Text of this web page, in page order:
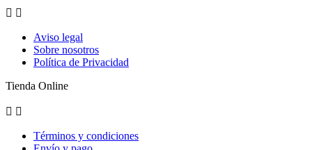
 
Aviso legal
Sobre nosotros
Política de Privacidad
Tienda Online
 
Términos y condiciones